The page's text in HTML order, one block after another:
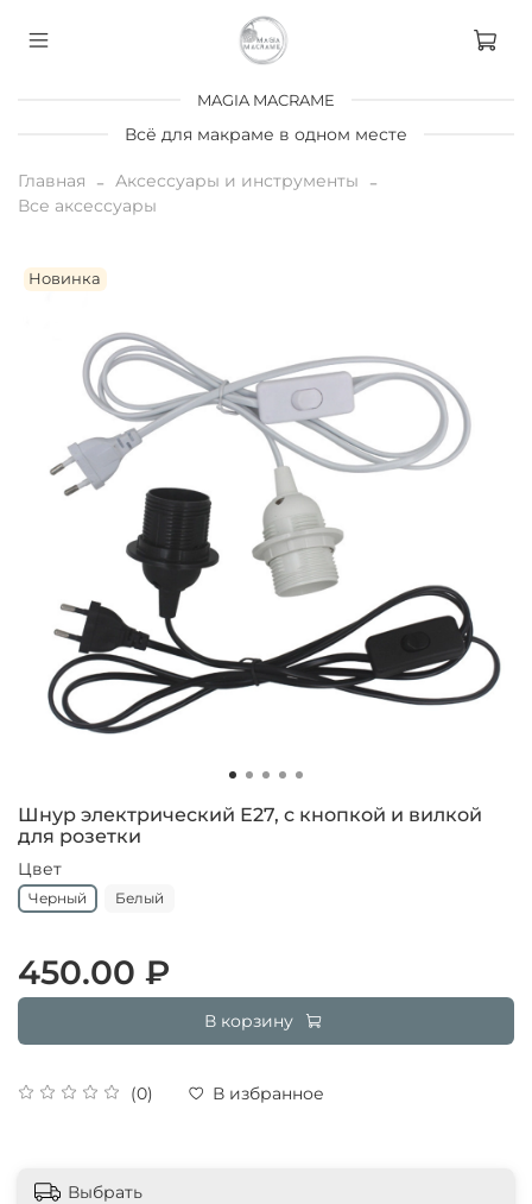
MAGIA MACRAME
Всё для макраме в одном месте
Главная
Аксессуары и инструменты
Все аксессуары
Новинка
Шнур электрический Е27, с кнопкой и вилкой
для розетки
(0) В избранное
Цвет
Черный Белый
450.00 ₽
В корзину
Выбрать